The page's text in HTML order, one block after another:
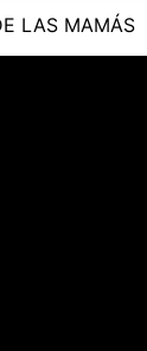
LAS MAMÁS